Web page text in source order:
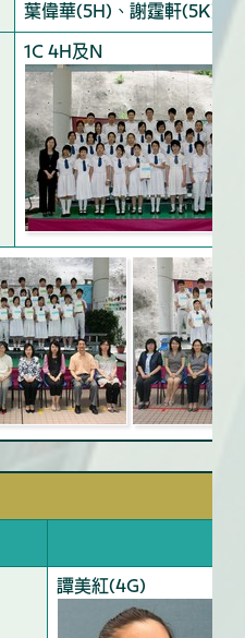
葉偉華(5H)、謝霆軒(5K)
1C 4H及N
譚美紅(4G)